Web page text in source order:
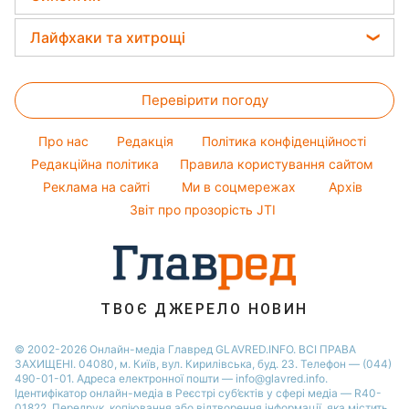
Новини Полтави
Новини Сум
Новини Черкаси
Модні помилки
Максим Галкін
Настя Каменських
Віталій Козловський
Софія Ротару
Ольга Сумська
Філіп Кіркоров
Прості страви
Легкі десерти
Тести по картинці
Оптичні ілюзії
Народні прикмети
Усе про шоу-бізнес
Прогноз погоди
Магнітні бурі
Погода на сьогодні
Погода на завтра
Пилова буря
Лайфхаки та хитрощі
Прання
Авто
Кімнатні рослини
Перевірити погоду
Про нас Редакція
Політика конфіденційності
Редакційна політика
Правила користування сайтом
Реклама на сайті
Ми в соцмережах
Архів
Звіт про прозорість JTI
ТВОЄ ДЖЕРЕЛО НОВИН
© 2002-2026 Онлайн-медіа Главред GLAVRED.INFO. ВСІ ПРАВА
ЗАХИЩЕНІ. 04080, м. Київ, вул. Кирилівська, буд. 23. Телефон — (044)
490-01-01. Адреса електронної пошти — info@glavred.info.
Ідентифікатор онлайн-медіа в Реєстрі суб’єктів у сфері медіа — R40-